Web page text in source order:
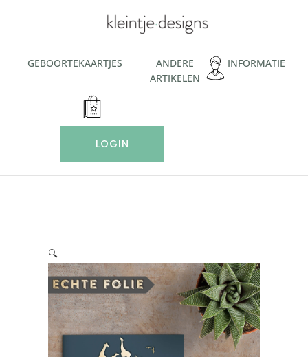
inhoudGEBOORTEKAARTJES
ANDERE
ARTIKELEN
INFORMATIE
LOGIN
🔍